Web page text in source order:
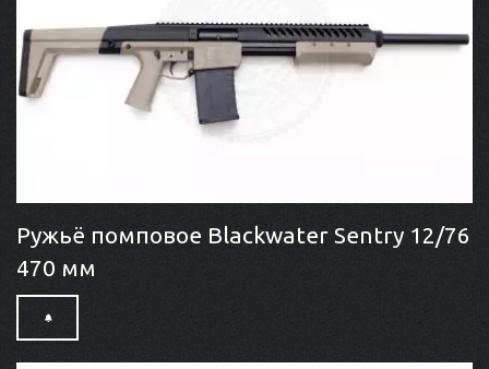
Ружьё помповое Blackwater Sentry 12/76
470 мм